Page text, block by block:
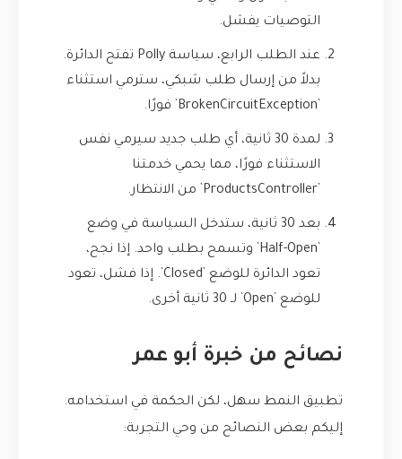
التوصيات يفشل.
عند الطلب الرابع، سياسة Polly تفتح الدائرة.
بدلاً من إرسال طلب شبكي، سترمي استثناء
لمدة 30 ثانية، أي طلب جديد سيرمي نفس
الاستثناء فورًا، مما يحمي خدمتنا
بعد 30 ثانية، ستدخل السياسة في وضع
`Half-Open` وتسمح بطلب واحد. إذا نجح،
تعود الدائرة للوضع `Closed`. إذا فشل، تعود
للوضع `Open` لـ 30 ثانية أخرى.
نصائح من خبرة أبو عمر
تطبيق النمط سهل، لكن الحكمة في استخدامه.
إليكم بعض النصائح من وحي التجربة: